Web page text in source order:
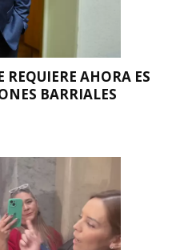
REQUIERE AHORA ES
BARRIALES